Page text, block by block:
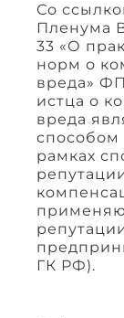
Со
Пленума
33 «О
норм о
вреда»
истца о
вреда
способом
рамках
ГК РФ).